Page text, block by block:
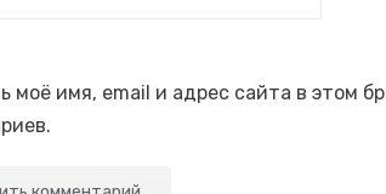
моё имя, email и адрес сайта в этом